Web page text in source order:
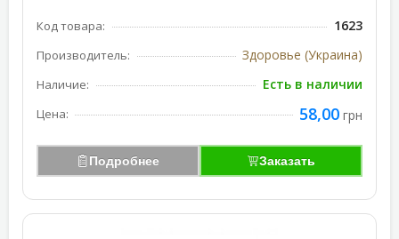
Код товара: 1623
Производитель: Здоровье (Украина)
Наличие: Есть в наличии
Цена: 58,00 грн
Подробнее Заказать